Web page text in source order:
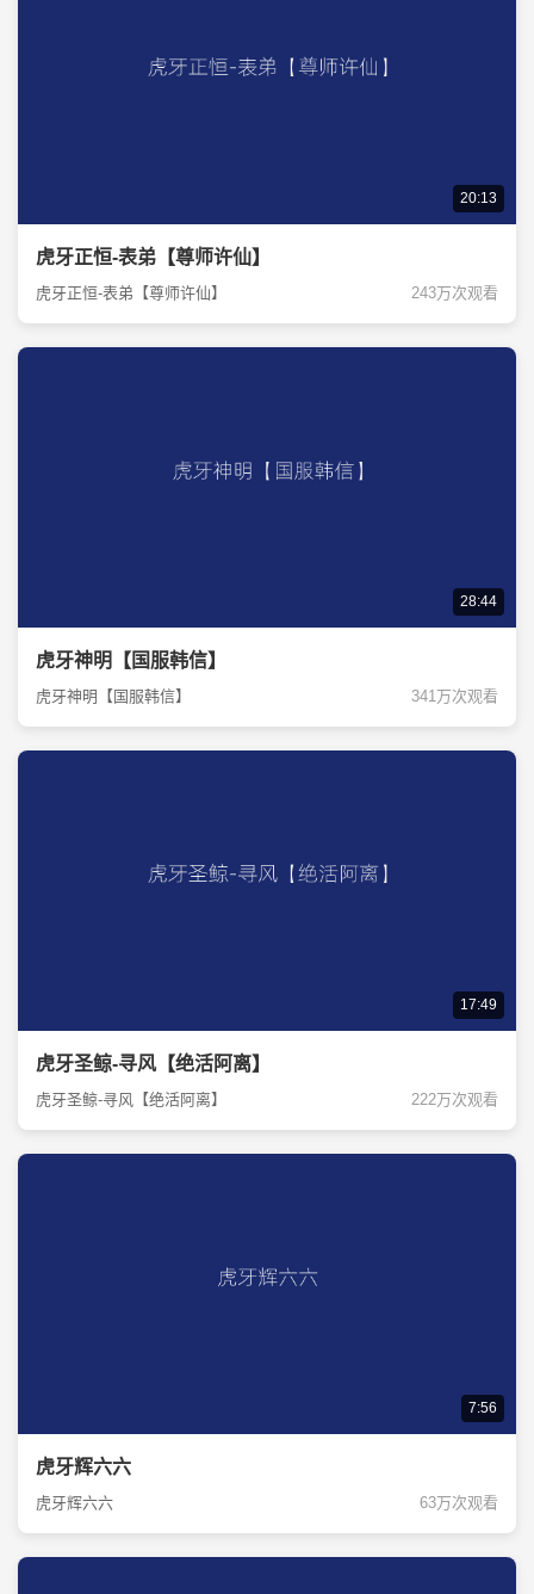
20:13
虎牙正恒-表弟【尊师许仙】
虎牙正恒-表弟【尊师许仙】 243万次观看
28:44
虎牙神明【国服韩信】
虎牙神明【国服韩信】 341万次观看
17:49
虎牙圣鲸-寻风【绝活阿离】
虎牙圣鲸-寻风【绝活阿离】 222万次观看
7:56
虎牙辉六六
虎牙辉六六 63万次观看